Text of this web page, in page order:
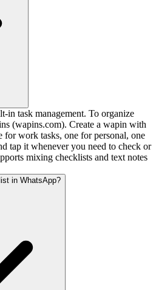
in task management. To organize
(wapins.com). Create a wapin with
work tasks, one for personal, one
tap it whenever you need to check or
mixing checklists and text notes
in WhatsApp?